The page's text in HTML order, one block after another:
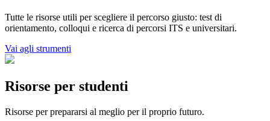
Tutte le risorse utili per scegliere il percorso giusto: test di
orientamento, colloqui e ricerca di percorsi ITS e universitari.
Vai agli strumenti
Risorse per studenti
Risorse per prepararsi al meglio per il proprio futuro.